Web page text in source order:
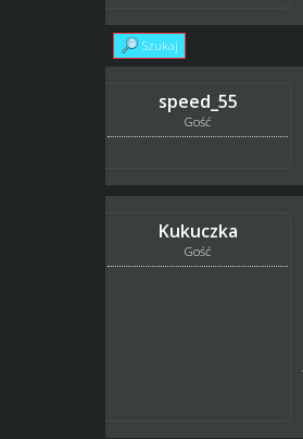
Szukaj
speed_55
Gość
Kukuczka
Gość